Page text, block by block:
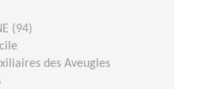
(94)
des Aveugles